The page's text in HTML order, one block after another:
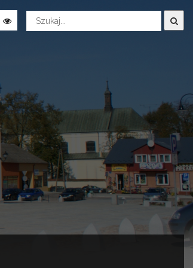
Wyszukaj